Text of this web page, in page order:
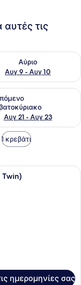
αυτές τις
8 - Αυγ 9
Αύριο
Αυγ 9 - Αυγ 10
διαθεσιμότητας
Αυγ
Αυγ 21 - Αυγ 23
διαθεσιμότητας
1 κρεβάτι
δωμάτιο
ημερομηνίες σας